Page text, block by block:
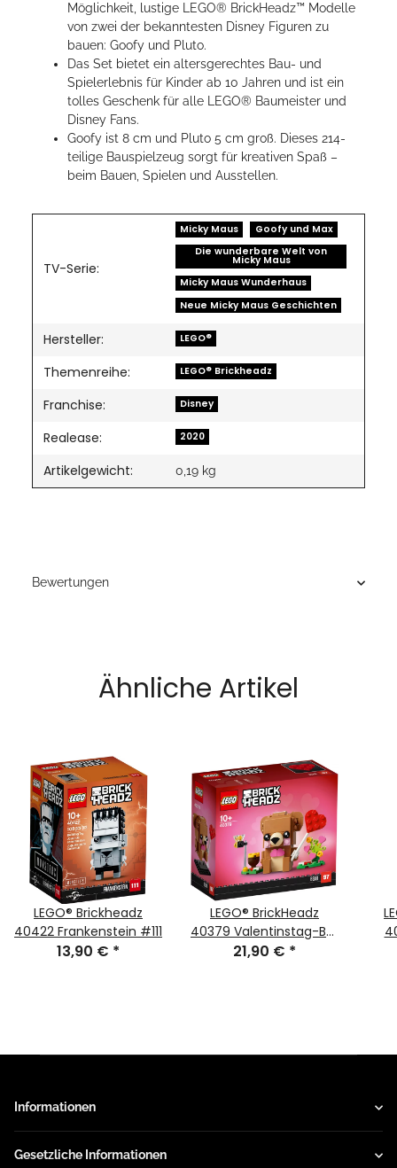
Möglichkeit, lustige LEGO® BrickHeadz™ Modelle
von zwei der bekanntesten Disney Figuren zu
bauen: Goofy und Pluto.
Das Set bietet ein altersgerechtes Bau- und
Spielerlebnis für Kinder ab 10 Jahren und ist ein
tolles Geschenk für alle LEGO® Baumeister und
Disney Fans.
Goofy ist 8 cm und Pluto 5 cm groß. Dieses 214-
teilige Bauspielzeug sorgt für kreativen Spaß –
beim Bauen, Spielen und Ausstellen.
TV-Serie:
Micky Maus
Goofy und Max
Die wunderbare Welt von
Micky Maus
Micky Maus Wunderhaus
Neue Micky Maus Geschichten
Hersteller: LEGO®
Themenreihe: LEGO® Brickheadz
Franchise: Disney
Realease: 2020
Artikelgewicht: 0,19 kg
Bewertungen
Ähnliche Artikel
LEGO® Brickheadz
40422 Frankenstein #111
13,90 € *
LEGO® BrickHeadz
40379 Valentinstag-Bär
#97
21,90 € *
Informationen
Gesetzliche Informationen